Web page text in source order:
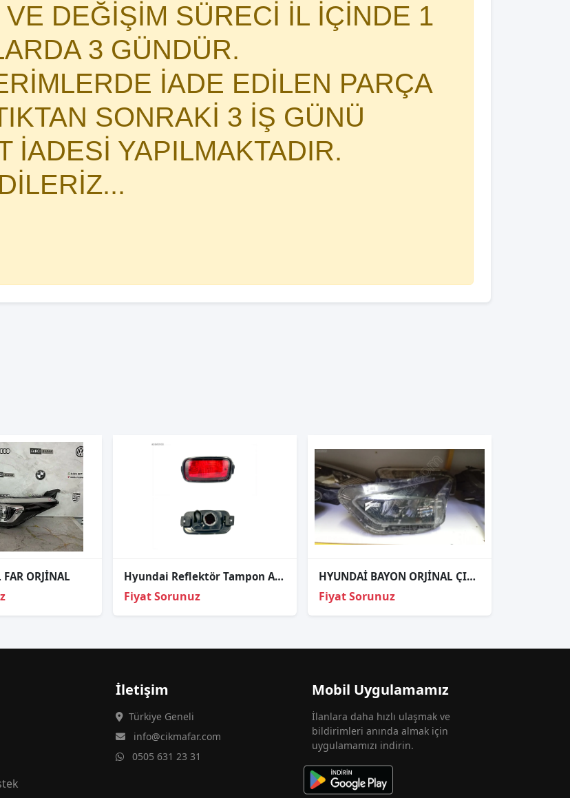
DEĞİŞİM SÜRECİ İL İÇİNDE 1
3 GÜNDÜR.
İADE EDİLEN PARÇA
SONRAKİ 3 İŞ GÜNÜ
İADESİ YAPILMAKTADIR.
ORJİNAL Hyundai Reflektör Tampon Accent 03-05 Arka
Fiyat Sorunuz
HYUNDAİ BAYON ORJİNAL ÇIKMA SOL FAR
Fiyat Sorunuz
İletişim
Türkiye Geneli
info@cikmafar.com
0505 631 23 31
Mobil Uygulamamız
İlanlara daha hızlı ulaşmak ve
bildirimleri anında almak için
uygulamamızı indirin.